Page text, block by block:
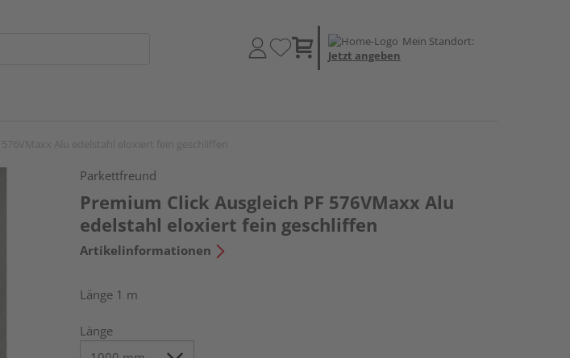
Mein Standort:
Jetzt angeben
Parkettfreund
Premium Click Ausgleich PF 576VMaxx Alu
edelstahl eloxiert fein geschliffen
Artikelinformationen
Länge 1 m
Länge